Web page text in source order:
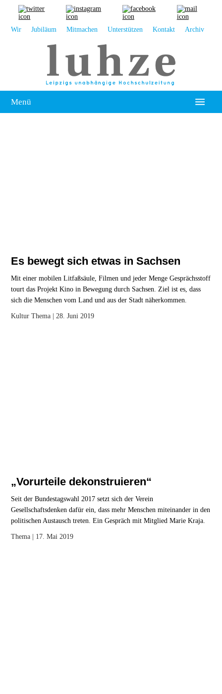
Wir Jubiläum Mitmachen Unterstützen Kontakt Archiv
Menü
Sport
Film
Klima
Es bewegt sich etwas in Sachsen
Mit einer mobilen Litfaßsäule, Filmen und jeder Menge Gesprächsstoff
tourt das Projekt Kino in Bewegung durch Sachsen. Ziel ist es, dass
sich die Menschen vom Land und aus der Stadt näherkommen.
Kultur Thema | 28. Juni 2019
„Vorurteile dekonstruieren“
Seit der Bundestagswahl 2017 setzt sich der Verein
Gesellschaftsdenken dafür ein, dass mehr Menschen miteinander in den
politischen Austausch treten. Ein Gespräch mit Mitglied Marie Kraja.
Thema | 17. Mai 2019